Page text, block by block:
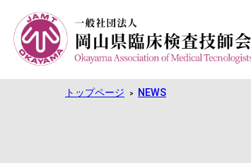
トップページ > NEWS